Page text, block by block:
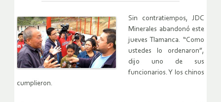
Sin contratiempos, JDC
Minerales abandonó este
jueves Tlamanca. “Como
ustedes lo ordenaron”,
dijo uno de sus
funcionarios. Y los chinos
cumplieron.